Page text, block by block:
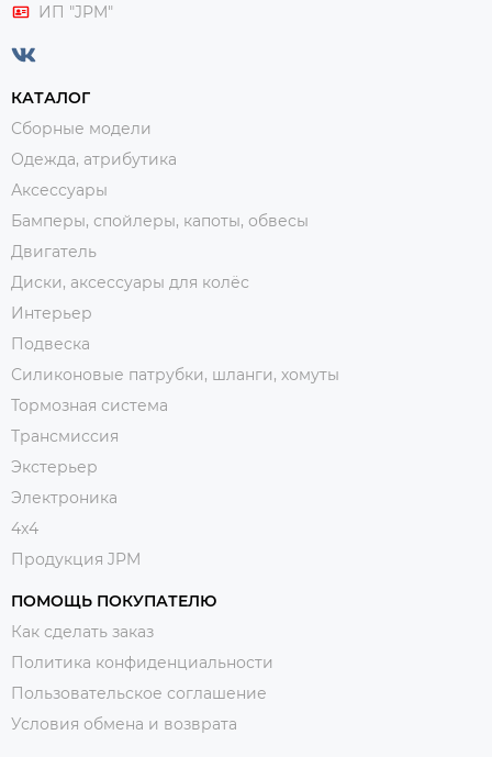
ИП "JPM"
КАТАЛОГ
Сборные модели
Одежда, атрибутика
Аксессуары
Бамперы, спойлеры, капоты, обвесы
Двигатель
Диски, аксессуары для колёс
Интерьер
Подвеска
Силиконовые патрубки, шланги, хомуты
Тормозная система
Трансмиссия
Экстерьер
Электроника
4x4
Продукция JPM
ПОМОЩЬ ПОКУПАТЕЛЮ
Как сделать заказ
Политика конфиденциальности
Пользовательское соглашение
Условия обмена и возврата